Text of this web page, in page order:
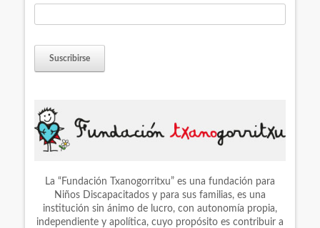
La “Fundación Txanogorritxu” es una fundación para
Niños Discapacitados y para sus familias, es una
institución sin ánimo de lucro, con autonomía propia,
independiente y apolítica, cuyo propósito es contribuir a